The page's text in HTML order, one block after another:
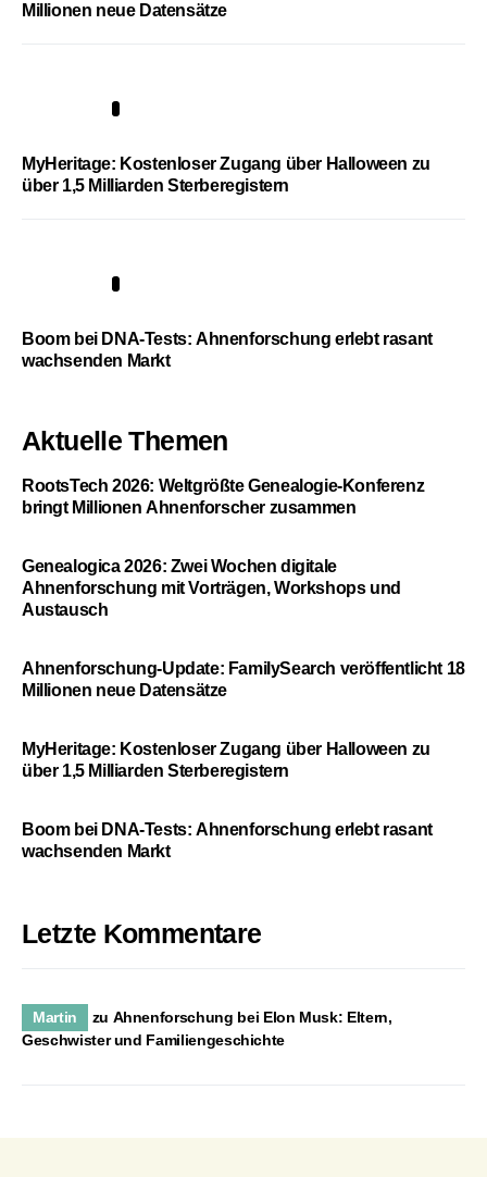
Millionen neue Datensätze
MyHeritage: Kostenloser Zugang über Halloween zu
über 1,5 Milliarden Sterberegistern
Boom bei DNA-Tests: Ahnenforschung erlebt rasant
wachsenden Markt
Aktuelle Themen
RootsTech 2026: Weltgrößte Genealogie-Konferenz
bringt Millionen Ahnenforscher zusammen
Genealogica 2026: Zwei Wochen digitale
Ahnenforschung mit Vorträgen, Workshops und
Austausch
Ahnenforschung-Update: FamilySearch veröffentlicht 18
Millionen neue Datensätze
MyHeritage: Kostenloser Zugang über Halloween zu
über 1,5 Milliarden Sterberegistern
Boom bei DNA-Tests: Ahnenforschung erlebt rasant
wachsenden Markt
Letzte Kommentare
Martin zu Ahnenforschung bei Elon Musk: Eltern,
Geschwister und Familiengeschichte